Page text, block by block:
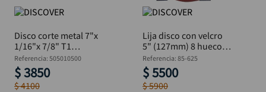
Disco corte metal 7"x
1/16"x 7/8" T1
DISCOVER
Referencia: 505010500
$3850
$4100
Lija disco con velcro
5" (127mm) 8 huecos,
P 240 x 5 unidades
DISCOVER
Referencia: 85-625
$5500
$5900